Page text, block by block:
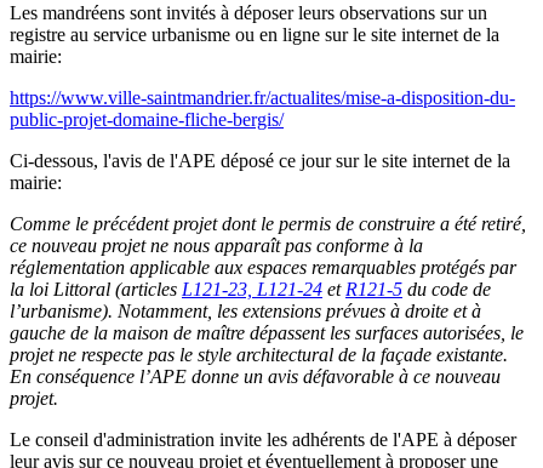
Les mandréens sont invités à déposer leurs observations sur un
registre au service urbanisme ou en ligne sur le site internet de la
mairie:
https://www.ville-saintmandrier.fr/actualites/mise-a-disposition-du-
public-projet-domaine-fliche-bergis/
Ci-dessous, l'avis de l'APE déposé ce jour sur le site internet de la
mairie:
Comme le précédent projet dont le permis de construire a été retiré,
ce nouveau projet ne nous apparaît pas conforme à la
réglementation applicable aux espaces remarquables protégés par
la loi Littoral (articles L121-23, L121-24 et R121-5 du code de
l’urbanisme). Notamment, les extensions prévues à droite et à
gauche de la maison de maître dépassent les surfaces autorisées, le
projet ne respecte pas le style architectural de la façade existante.
En conséquence l’APE donne un avis défavorable à ce nouveau
projet.
Le conseil d'administration invite les adhérents de l'APE à déposer
leur avis sur ce nouveau projet et éventuellement à proposer une